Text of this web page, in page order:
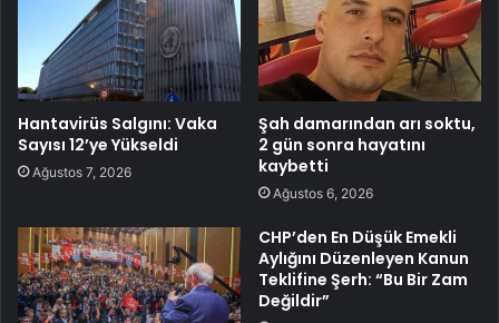
Hantavirüs Salgını: Vaka
Sayısı 12’ye Yükseldi
Ağustos 7, 2026
Şah damarından arı soktu,
2 gün sonra hayatını
kaybetti
Ağustos 6, 2026
CHP’den En Düşük Emekli
Aylığını Düzenleyen Kanun
Teklifine Şerh: “Bu Bir Zam
Değildir”